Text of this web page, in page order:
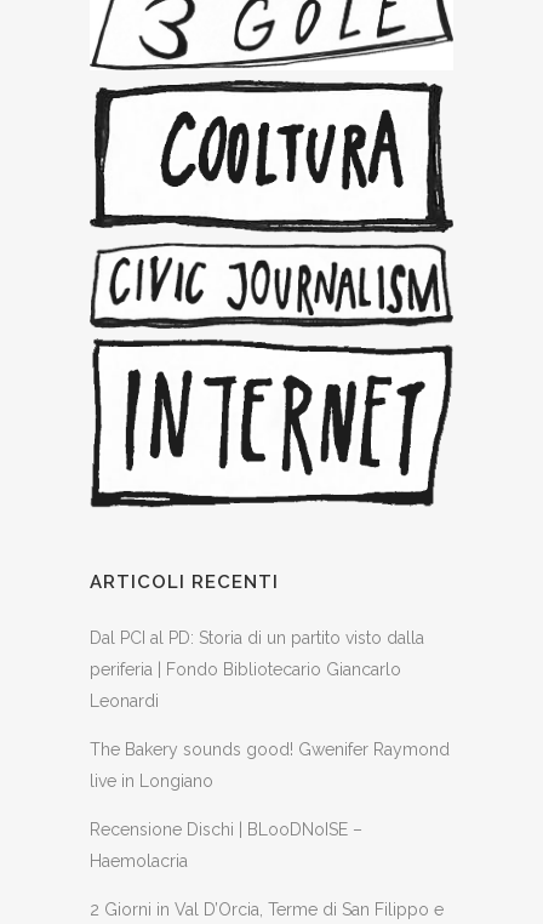
ARTICOLI RECENTI
Dal PCI al PD: Storia di un partito visto dalla
periferia | Fondo Bibliotecario Giancarlo
Leonardi
The Bakery sounds good! Gwenifer Raymond
live in Longiano
Recensione Dischi | BLooDNoISE –
Haemolacria
2 Giorni in Val D’Orcia, Terme di San Filippo e